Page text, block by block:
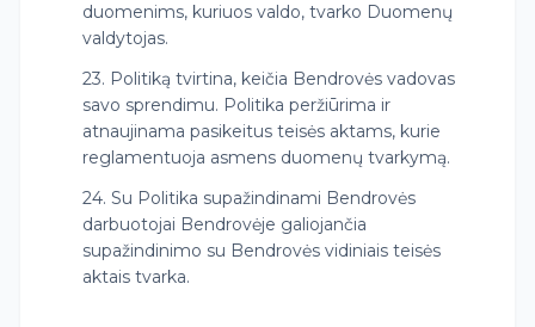
duomenims, kuriuos valdo, tvarko Duomenų
valdytojas.
23. Politiką tvirtina, keičia Bendrovės vadovas
savo sprendimu. Politika peržiūrima ir
atnaujinama pasikeitus teisės aktams, kurie
reglamentuoja asmens duomenų tvarkymą.
24. Su Politika supažindinami Bendrovės
darbuotojai Bendrovėje galiojančia
supažindinimo su Bendrovės vidiniais teisės
aktais tvarka.